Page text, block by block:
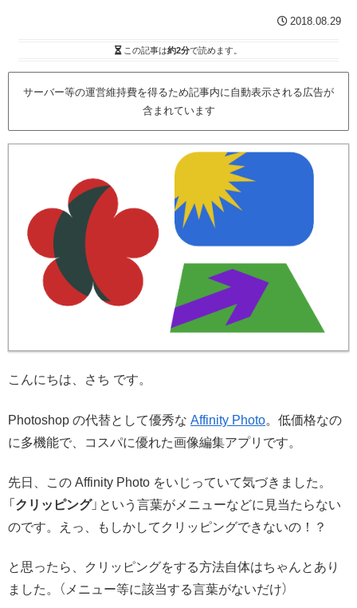
2018.08.29
この記事は約2分で読めます。
サーバー等の運営維持費を得るため記事内に自動表示される広告が
含まれています
こんにちは、さち です。
Photoshop の代替として優秀な Affinity Photo。低価格なの
に多機能で、コスパに優れた画像編集アプリです。
先日、この Affinity Photo をいじっていて気づきました。
「 クリッピング」という言葉がメニューなどに見当たらない
のです。えっ、もしかしてクリッピングできないの！？
と思ったら、クリッピングをする方法自体はちゃんとあり
ました。（メニュー等に該当する言葉がないだけ）